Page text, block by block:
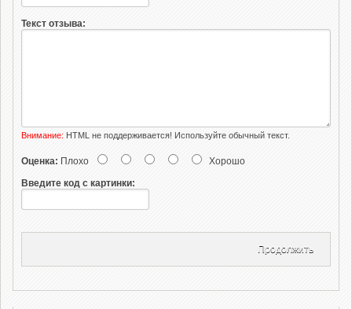
Текст отзыва:
Внимание: HTML не поддерживается! Используйте обычный текст.
Оценка: Плохо
Хорошо
Введите код с картинки:
Продолжить